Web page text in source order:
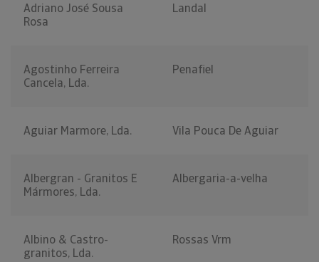
Adriano José Sousa
Rosa
Landal
Agostinho Ferreira
Cancela, Lda.
Penafiel
Aguiar Marmore, Lda. Vila Pouca De Aguiar
Albergran - Granitos E
Mármores, Lda.
Albergaria-a-velha
Albino & Castro-
granitos, Lda.
Rossas Vrm